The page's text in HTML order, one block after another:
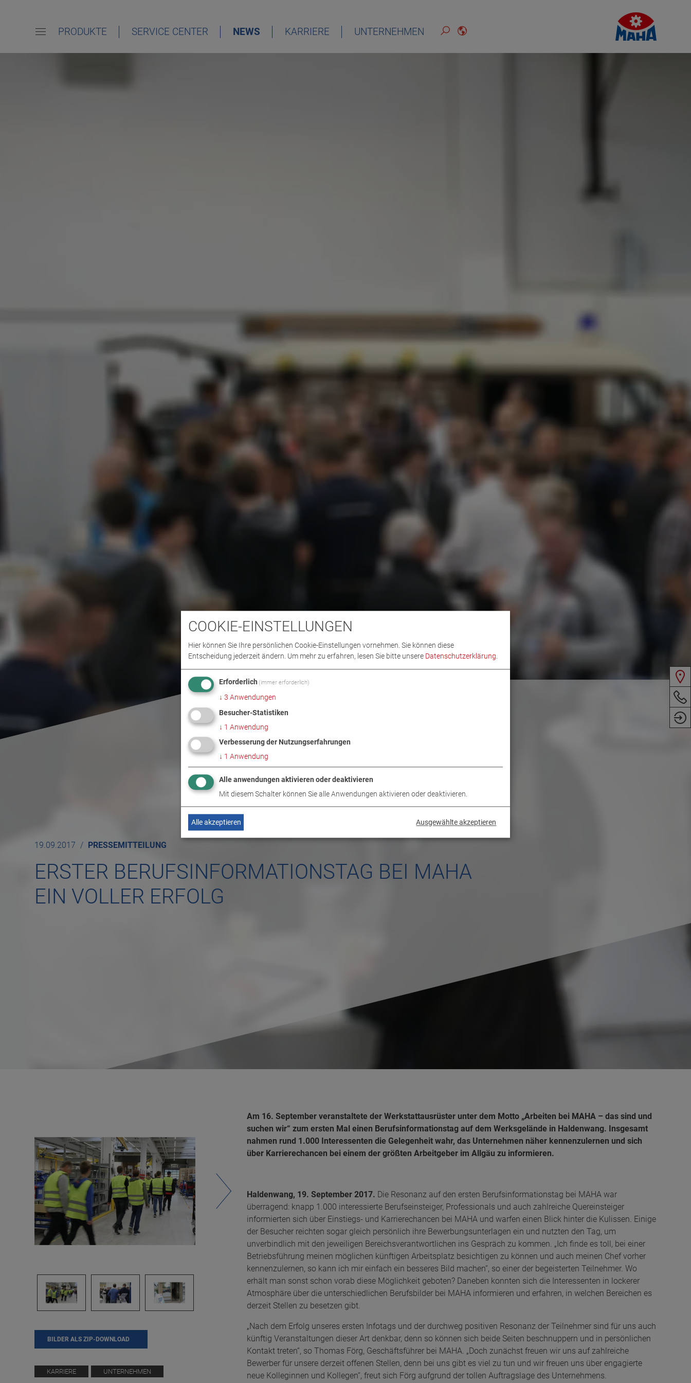
PRODUKTE SERVICE CENTER NEWS KARRIERE UNTERNEHMEN
19.09.2017 PRESSEMITTEILUNG
ERSTER BERUFSINFORMATIONSTAG BEI MAHA
EIN VOLLER ERFOLG
BILDER ALS ZIP-DOWNLOAD
KARRIERE UNTERNEHMEN
Am 16. September veranstaltete der Werkstattausrüster unter dem Motto „Arbeiten bei MAHA – das sind und
suchen wir“ zum ersten Mal einen Berufsinformationstag auf dem Werksgelände in Haldenwang. Insgesamt
nahmen rund 1.000 Interessenten die Gelegenheit wahr, das Unternehmen näher kennenzulernen und sich
über Karrierechancen bei einem der größten Arbeitgeber im Allgäu zu informieren.
Haldenwang, 19. September 2017. Die Resonanz auf den ersten Berufsinformationstag bei MAHA war
überragend: knapp 1.000 interessierte Berufseinsteiger, Professionals und auch zahlreiche Quereinsteiger
informierten sich über Einstiegs- und Karrierechancen bei MAHA und warfen einen Blick hinter die Kulissen. Einige
der Besucher reichten sogar gleich persönlich ihre Bewerbungsunterlagen ein und nutzten den Tag, um
unverbindlich mit den jeweiligen Bereichsverantwortlichen ins Gespräch zu kommen. „Ich finde es toll, bei einer
Betriebsführung meinen möglichen künftigen Arbeitsplatz besichtigen zu können und auch meinen Chef vorher
kennenzulernen, so kann ich mir einfach ein besseres Bild machen“, so einer der begeisterten Teilnehmer. Wo
erhält man sonst schon vorab diese Möglichkeit geboten? Daneben konnten sich die Interessenten in lockerer
Atmosphäre über die unterschiedlichen Berufsbilder bei MAHA informieren und erfahren, in welchen Bereichen es
derzeit Stellen zu besetzen gibt.
„Nach dem Erfolg unseres ersten Infotags und der durchweg positiven Resonanz der Teilnehmer sind für uns auch
künftig Veranstaltungen dieser Art denkbar, denn so können sich beide Seiten beschnuppern und in persönlichen
Kontakt treten“, so Thomas Förg, Geschäftsführer bei MAHA. „Doch zunächst freuen wir uns auf zahlreiche
Bewerber für unsere derzeit offenen Stellen, denn bei uns gibt es viel zu tun und wir freuen uns über engagierte
neue Kolleginnen und Kollegen“, freut sich Förg aufgrund der tollen Auftragslage des Unternehmens.
COOKIE-EINSTELLUNGEN
Hier können Sie Ihre persönlichen Cookie-Einstellungen vornehmen. Sie können diese
Entscheidung jederzeit ändern. Um mehr zu erfahren, lesen Sie bitte unsere Datenschutzerklärung
Erforderlich (immer erforderlich)
↓ 3 Anwendungen
Besucher-Statistiken
↓ 1 Anwendung
Verbesserung der Nutzungserfahrungen
↓ 1 Anwendung
Alle anwendungen aktivieren oder deaktivieren
Mit diesem Schalter können Sie alle Anwendungen aktivieren oder deaktivieren.
Ausgewählte akzeptieren
Alle akzeptieren